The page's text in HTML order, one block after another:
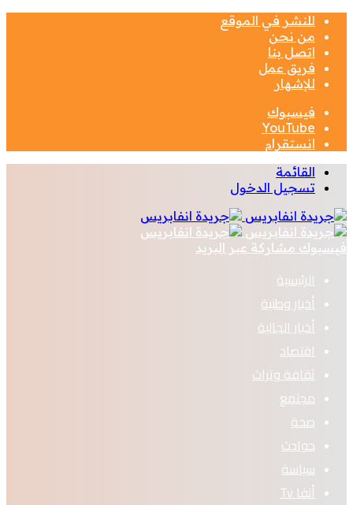
للنشر في الموقع
من نحن
اتصل بنا
فريق عمل
للإشهار
فيسبوك
‫YouTube
انستقرام
القائمة
تسجيل الدخول
فيسبوك مشاركة عبر البريد
الرئيسية
أخبار وطنية
أخبار الجالية
اقتصاد
ثقافة وتراث
مجتمع
صحة
حوادث
سياسة
أنفا Tv